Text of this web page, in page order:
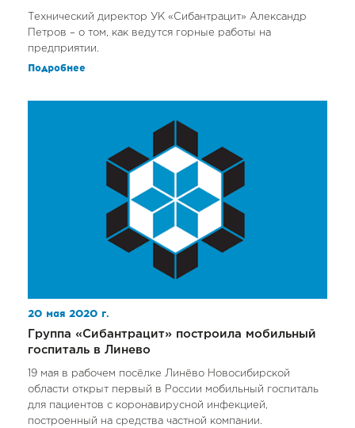
Технический директор УК «Сибантрацит» Александр
Петров – о том, как ведутся горные работы на
предприятии.
Подробнее
20 мая 2020 г.
Группа «Сибантрацит» построила мобильный
госпиталь в Линево
19 мая в рабочем посёлке Линёво Новосибирской
области открыт первый в России мобильный госпиталь
для пациентов с коронавирусной инфекцией,
построенный на средства частной компании.